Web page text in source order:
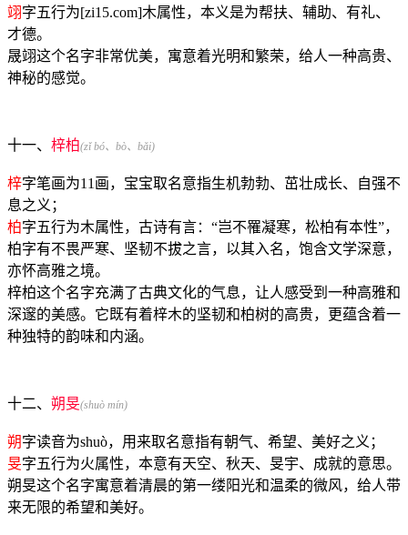
翊字五行为[zi15.com]木属性，本义是为帮扶、辅助、有礼、
才德。
晟翊这个名字非常优美，寓意着光明和繁荣，给人一种高贵、
神秘的感觉。
十一、 梓柏(zǐ bó、bò、bǎi)
梓字笔画为11画，宝宝取名意指生机勃勃、茁壮成长、自强不
息之义；
柏字五行为木属性，古诗有言：“岂不罹凝寒，松柏有本性”，
柏字有不畏严寒、坚韧不拔之言，以其入名，饱含文学深意，
亦怀高雅之境。
梓柏这个名字充满了古典文化的气息，让人感受到一种高雅和
深邃的美感。它既有着梓木的坚韧和柏树的高贵，更蕴含着一
种独特的韵味和内涵。
十二、 朔旻(shuò mín)
朔字读音为shuò，用来取名意指有朝气、希望、美好之义；
旻字五行为火属性，本意有天空、秋天、旻宇、成就的意思。
朔旻这个名字寓意着清晨的第一缕阳光和温柔的微风，给人带
来无限的希望和美好。